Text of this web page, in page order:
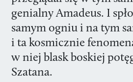
genialny Amadeus. I
samym ogniu i na tym
i ta kosmicznie
w niej blask boskiej
Szatana.